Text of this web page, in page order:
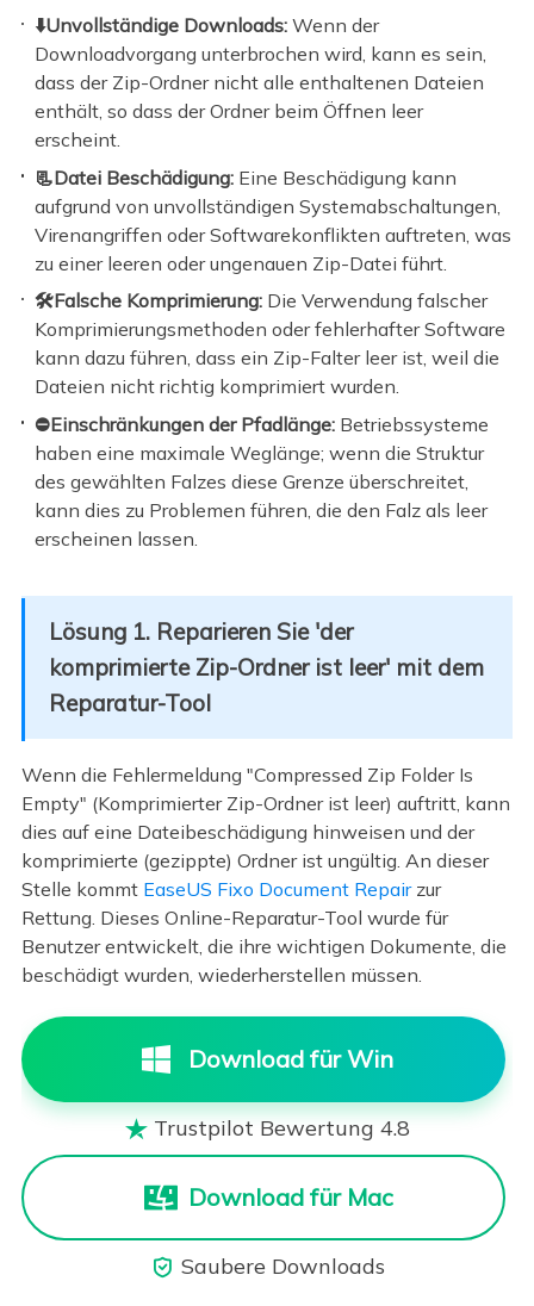
⬇️Unvollständige Downloads:Wenn der
Downloadvorgang unterbrochen wird, kann es sein,
dass der Zip-Ordner nicht alle enthaltenen Dateien
enthält, so dass der Ordner beim Öffnen leer
erscheint.
📃Datei Beschädigung: Eine Beschädigung kann
aufgrund von unvollständigen Systemabschaltungen,
Virenangriffen oder Softwarekonflikten auftreten, was
zu einer leeren oder ungenauen Zip-Datei führt.
🛠️Falsche Komprimierung: Die Verwendung falscher
Komprimierungsmethoden oder fehlerhafter Software
kann dazu führen, dass ein Zip-Falter leer ist, weil die
Dateien nicht richtig komprimiert wurden.
⛔Einschränkungen der Pfadlänge: Betriebssysteme
haben eine maximale Weglänge; wenn die Struktur
des gewählten Falzes diese Grenze überschreitet,
kann dies zu Problemen führen, die den Falz als leer
erscheinen lassen.
Lösung 1. Reparieren Sie 'der
komprimierte Zip-Ordner ist leer' mit dem
Reparatur-Tool
Wenn die Fehlermeldung "Compressed Zip Folder Is
Empty" (Komprimierter Zip-Ordner ist leer) auftritt, kann
dies auf eine Dateibeschädigung hinweisen und der
komprimierte (gezippte) Ordner ist ungültig. An dieser
Stelle kommt EaseUS Fixo Document Repairzur
Rettung. Dieses Online-Reparatur-Tool wurde für
Benutzer entwickelt, die ihre wichtigen Dokumente, die
beschädigt wurden, wiederherstellen müssen.
Download für Win
 Trustpilot Bewertung 4.8
Download für Mac
 Saubere Downloads